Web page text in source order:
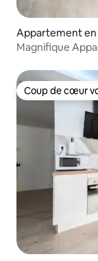
Appartement en
Magnifique
Coup de cœur
Coup de cœur